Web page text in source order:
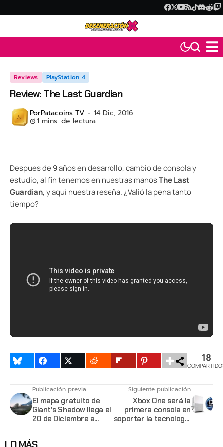
Reviews PlayStation 4
Review: The Last Guardian
PorPatacoins TV 14 Dic, 2016
1 mins. de lectura
Despues de 9 años en desarrollo, cambio de consola y
estudio, al fin tenemos en nuestras manosThe Last
Guardian, y aquí nuestra reseña. ¿Valió la pena tanto
tiempo?
18
Publicación previa
El mapa gratuito de
Giant's Shadow llega el
20 de Diciembre a
Siguiente publicación
Xbox One será la
primera consola en
soportar la tecnología
LO MÁS